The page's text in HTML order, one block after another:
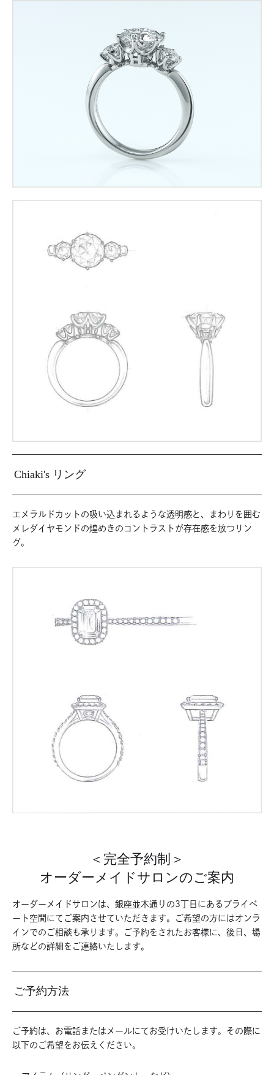
Chiaki's リング
エメラルドカットの吸い込まれるような透明感と、まわりを囲む
メレダイヤモンドの煌めきのコントラストが存在感を放つリン
グ。
＜完全予約制＞
オーダーメイドサロンのご案内
オーダーメイドサロンは、銀座並木通りの3丁目にあるプライベ
ート空間にてご案内させていただきます。ご希望の方にはオンラ
インでのご相談も承ります。ご予約をされたお客様に、後日、場
所などの詳細をご連絡いたします。
ご予約方法
ご予約は、お電話またはメールにてお受けいたします。その際に
以下のご希望をお伝えください。